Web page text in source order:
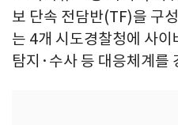
보 단속 전담반(TF)을 구
는 4개 시도경찰청에 사
탐지·수사 등 대응체계를